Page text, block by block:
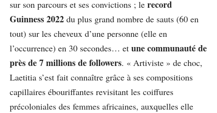
sur son parcours et ses convictions ; le record
Guinness 2022 du plus grand nombre de sauts (60 en
tout) sur les cheveux d’une personne (elle en
l’occurrence) en 30 secondes… et une communauté de
près de 7 millions de followers. « Artiviste » de choc,
Laetitia s’est fait connaître grâce à ses compositions
capillaires ébouriffantes revisitant les coiffures
précoloniales des femmes africaines, auxquelles elle